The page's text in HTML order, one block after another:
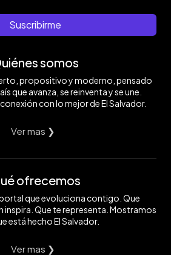
Suscribirme
somos
propositivo y moderno, pensado
que avanza, se reinventa y se une.
con lo mejor de El Salvador.
Ver mas ❯
ofrecemos
que evoluciona contigo. Que
Que te representa. Mostramos
está hecho El Salvador.
Ver mas ❯